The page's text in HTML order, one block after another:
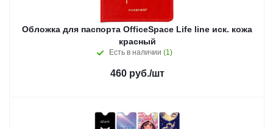
Обложка для паспорта OfficeSpace Life line иск. кожа
красный
Есть в наличии (1)
460руб./шт